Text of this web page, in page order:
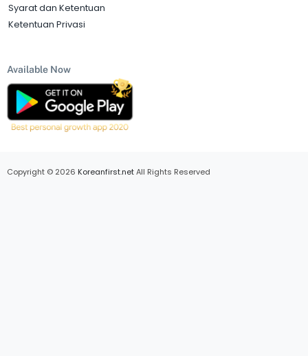
Syarat dan Ketentuan
Ketentuan Privasi
Available Now
Copyright © 2026 Koreanfirst.netAll Rights Reserved